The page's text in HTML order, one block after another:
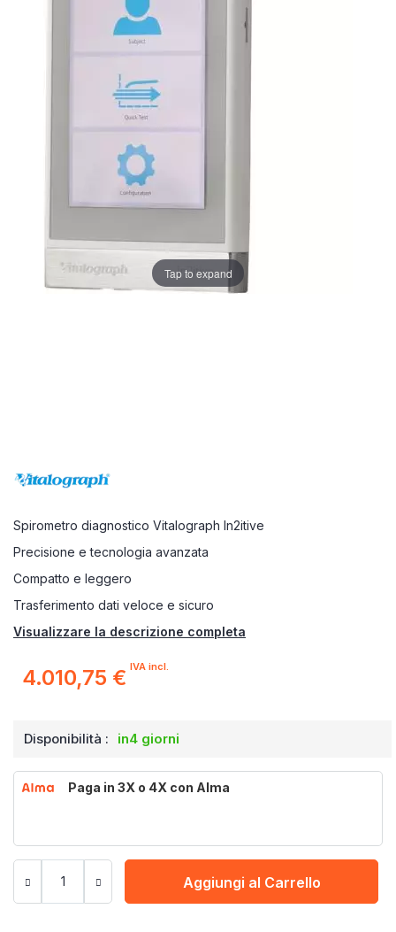
Spirometro diagnostico Vitalograph In2itive
Precisione e tecnologia avanzata
Compatto e leggero
Trasferimento dati veloce e sicuro
Visualizzare la descrizione completa
4.010,75 € IVA incl.
Disponibilità : in4 giorni
Paga in 3X o 4X con Alma
Aggiungi al Carrello
Tap to expand